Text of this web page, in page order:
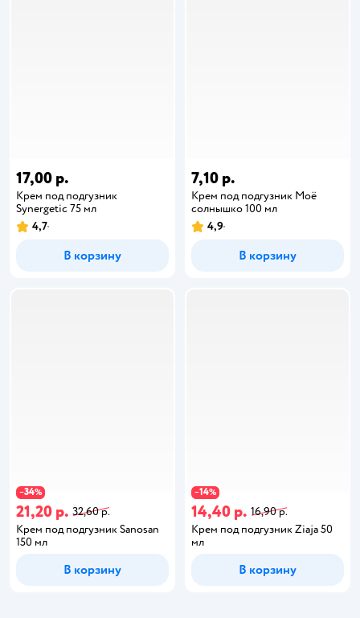
17,00 р.
Крем под подгузник
Synergetic 75 мл
4,7
В корзину
7,10 р.
Крем под подгузник Моё
солнышко 100 мл
4,9
В корзину
−34%
21,20 р. 32,60 р.
Крем под подгузник Sanosan
150 мл
В корзину
−14%
14,40 р. 16,90 р.
Крем под подгузник Ziaja 50
мл
В корзину